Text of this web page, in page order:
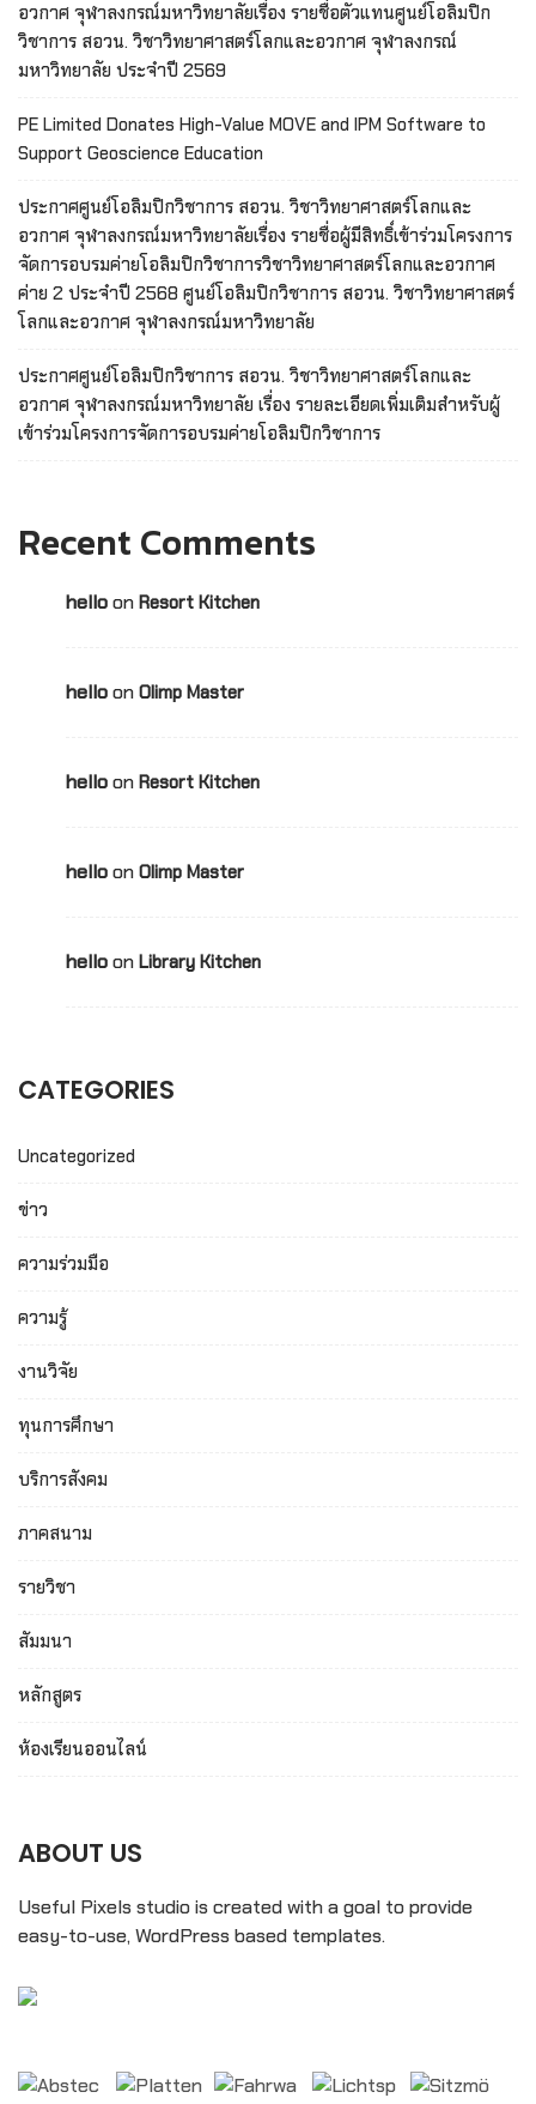
อวกาศ จุฬาลงกรณ์มหาวิทยาลัยเรื่อง รายชื่อตัวแทนศูนย์โอลิมปิก
วิชาการ สอวน. วิชาวิทยาศาสตร์โลกและอวกาศ จุฬาลงกรณ์
มหาวิทยาลัย ประจำปี 2569
PE Limited Donates High-Value MOVE and IPM Software to
Support Geoscience Education
ประกาศศูนย์โอลิมปิกวิชาการ สอวน. วิชาวิทยาศาสตร์โลกและ
อวกาศ จุฬาลงกรณ์มหาวิทยาลัยเรื่อง รายชื่อผู้มีสิทธิ์เข้าร่วมโครงการ
จัดการอบรมค่ายโอลิมปิกวิชาการวิชาวิทยาศาสตร์โลกและอวกาศ
ค่าย 2 ประจำปี 2568 ศูนย์โอลิมปิกวิชาการ สอวน. วิชาวิทยาศาสตร์
โลกและอวกาศ จุฬาลงกรณ์มหาวิทยาลัย
ประกาศศูนย์โอลิมปิกวิชาการ สอวน. วิชาวิทยาศาสตร์โลกและ
อวกาศ จุฬาลงกรณ์มหาวิทยาลัย เรื่อง รายละเอียดเพิ่มเติมสำหรับผู้
เข้าร่วมโครงการจัดการอบรมค่ายโอลิมปิกวิชาการ
Recent Comments
helloon Resort Kitchen
helloon Olimp Master
helloon Resort Kitchen
helloon Olimp Master
helloon Library Kitchen
CATEGORIES
Uncategorized
ข่าว
ความร่วมมือ
ความรู้
งานวิจัย
ทุนการศึกษา
บริการสังคม
ภาคสนาม
รายวิชา
สัมมนา
หลักสูตร
ห้องเรียนออนไลน์
ABOUT US
Useful Pixels studio is created with a goal to provide
easy-to-use, WordPress based templates.